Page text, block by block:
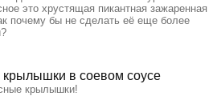
это хрустящая пикантная зажаренная
почему бы не сделать её еще более
крылышки в соевом соусе
крылышки!